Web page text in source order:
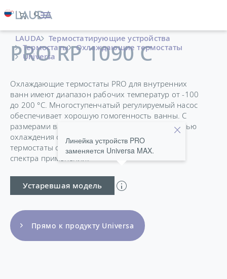
LAUDA
Термостатирующие устройства
Термостаты
Охлаждающие термостаты
Universa
PRO RP 1090 C
Охлаждающие термостаты PRO для внутренних
ванн имеют диапазон рабочих температур от -100
до 200 °C. Многоступенчатый регулируемый насос
обеспечивает хорошую гомогенность ванны. С
размерами ванн от 10 до 30 литров и мощностью
охлаждения от 0,4 до 1,5 кВт, охлаждаемые
термостаты с ванной подходят для широкого
спектра применений.
Устаревшая модель
Линейка устройств PRO
заменяется Universa MAX.
Прямо к продукту Universa